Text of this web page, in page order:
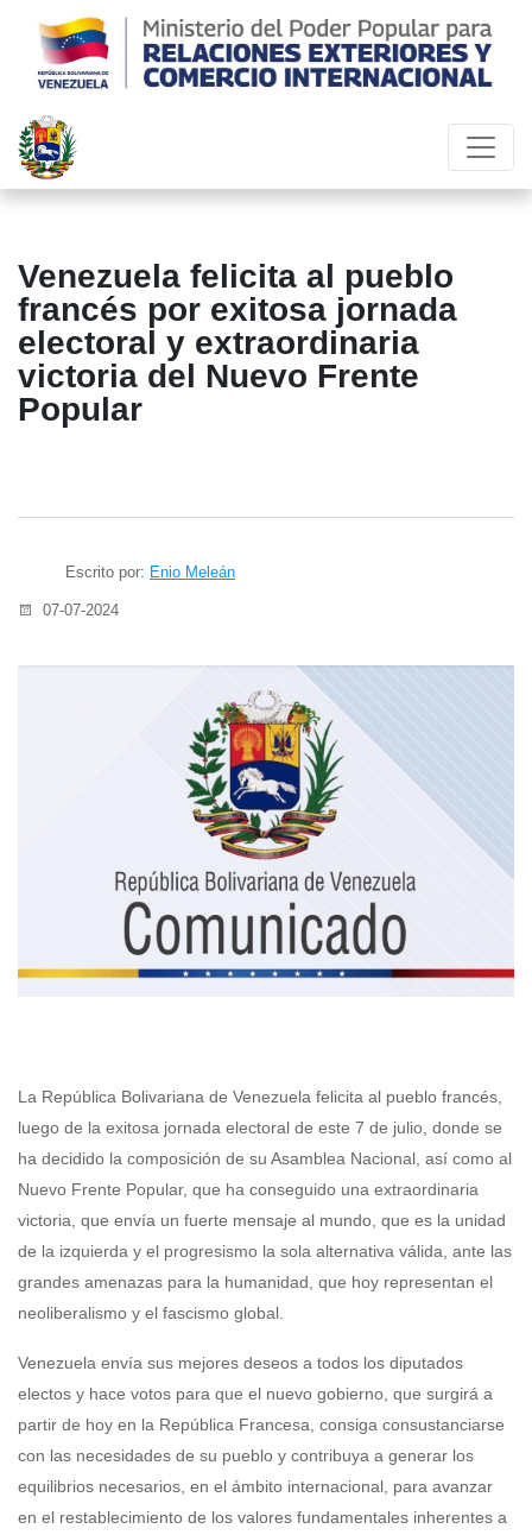
Venezuela felicita al pueblo
francés por exitosa jornada
electoral y extraordinaria
victoria del Nuevo Frente
Popular
Escrito por: Enio Meleán
07-07-2024
La República Bolivariana de Venezuela felicita al pueblo francés,
luego de la exitosa jornada electoral de este 7 de julio, donde se
ha decidido la composición de su Asamblea Nacional, así como al
Nuevo Frente Popular, que ha conseguido una extraordinaria
victoria, que envía un fuerte mensaje al mundo, que es la unidad
de la izquierda y el progresismo la sola alternativa válida, ante las
grandes amenazas para la humanidad, que hoy representan el
neoliberalismo y el fascismo global.
Venezuela envía sus mejores deseos a todos los diputados
electos y hace votos para que el nuevo gobierno, que surgirá a
partir de hoy en la República Francesa, consiga consustanciarse
con las necesidades de su pueblo y contribuya a generar los
equilibrios necesarios, en el ámbito internacional, para avanzar
en el restablecimiento de los valores fundamentales inherentes a